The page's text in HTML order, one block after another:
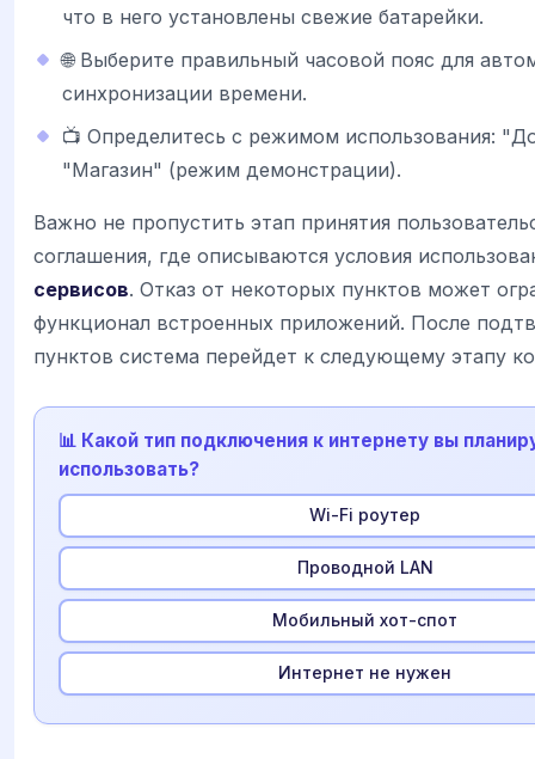
что в него установлены свежие батарейки.
🌐 Выберите правильный часовой пояс для
синхронизации времени.
📺 Определитесь с режимом использования:
"Магазин" (режим демонстрации).
Важно не пропустить этап принятия
соглашения, где описываются условия
сервисов. Отказ от некоторых пунктов может
функционал встроенных приложений. После
пунктов система перейдет к следующему этапу
📊 Какой тип подключения к интернету вы
использовать?
Wi-Fi роутер
Проводной LAN
Мобильный хот-спот
Интернет не нужен